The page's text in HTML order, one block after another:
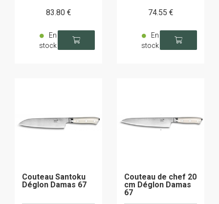
83.80 €
En
stock
74.55 €
En
stock
Couteau Santoku
Déglon Damas 67
Couteau de chef 20
cm Déglon Damas
67